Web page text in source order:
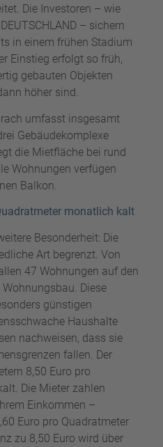
Die Investoren – wie
– sichern
in einem frühen Stadium
Einstieg erfolgt so früh,
gebauten Objekten
höher sind.
umfasst insgesamt
Gebäudekomplexe
die Mietfläche bei rund
Wohnungen verfügen
Balkon.
monatlich kalt
Besonderheit: Die
Art begrenzt. Von
47 Wohnungen auf den
Diese
günstigen
Haushalte
nachweisen, dass sie
fallen. Der
8,50 Euro pro
Die Mieter zahlen
Einkommen –
Euro pro Quadratmeter
zu 8,50 Euro wird über